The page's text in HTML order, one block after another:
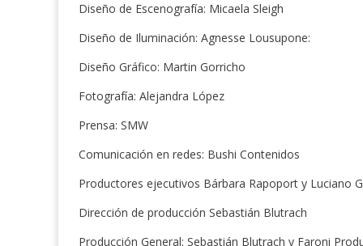
Diseño de Escenografía: Micaela Sleigh
Diseño de Iluminación: Agnesse Lousupone:
Diseño Gráfico: Martin Gorricho
Fotografía: Alejandra López
Prensa: SMW
Comunicación en redes: Bushi Contenidos
Productores ejecutivos Bárbara Rapoport y Luciano
Dirección de producción Sebastián Blutrach
Producción General: Sebastián Blutrach y Faroni